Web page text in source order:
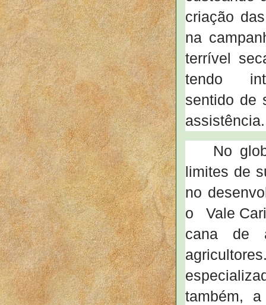
criação
na
terrível
tendo
sentido de
assistência.
No
limites de
no
o Vale
cana de
também,